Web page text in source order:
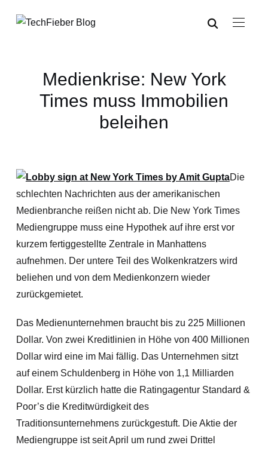
Medienkrise: New York
Times muss Immobilien
beleihen
Die
schlechten Nachrichten aus der amerikanischen
Medienbranche reißen nicht ab. Die New York Times
Mediengruppe muss eine Hypothek auf ihre erst vor
kurzem fertiggestellte Zentrale in Manhattens
aufnehmen. Der untere Teil des Wolkenkratzers wird
beliehen und von dem Medienkonzern wieder
zurückgemietet.
Das Medienunternehmen braucht bis zu 225 Millionen
Dollar. Von zwei Kreditlinien in Höhe von 400 Millionen
Dollar wird eine im Mai fällig. Das Unternehmen sitzt
auf einem Schuldenberg in Höhe von 1,1 Milliarden
Dollar. Erst kürzlich hatte die Ratingagentur Standard &
Poor’s die Kreditwürdigkeit des
Traditionsunternehmens zurückgestuft. Die Aktie der
Mediengruppe ist seit April um rund zwei Drittel